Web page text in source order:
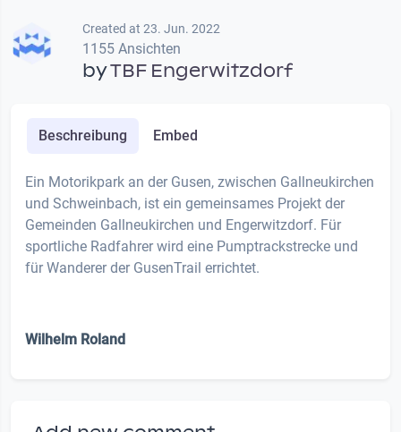
Created at 23. Jun. 2022
1155 Ansichten
byTBF Engerwitzdorf
Beschreibung Embed
Ein Motorikpark an der Gusen, zwischen Gallneukirchen
und Schweinbach, ist ein gemeinsames Projekt der
Gemeinden Gallneukirchen und Engerwitzdorf. Für
sportliche Radfahrer wird eine Pumptrackstrecke und
für Wanderer der GusenTrail errichtet.
Wilhelm Roland